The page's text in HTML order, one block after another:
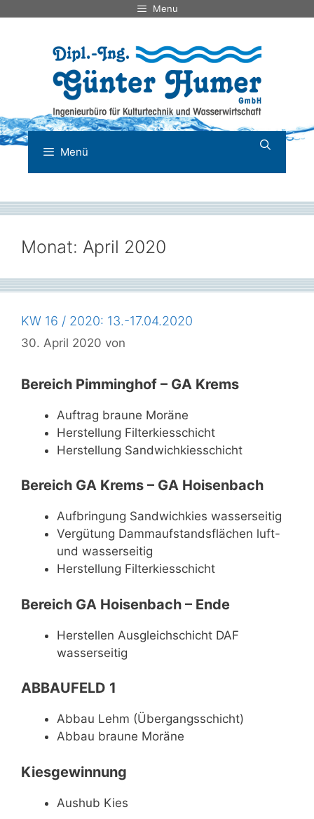
Menu
Menü
Monat: April 2020
KW 16 / 2020: 13.-17.04.2020
30. April 2020 von
Bereich Pimminghof – GA Krems
Auftrag braune Moräne
Herstellung Filterkiesschicht
Herstellung Sandwichkiesschicht
Bereich GA Krems – GA Hoisenbach
Aufbringung Sandwichkies wasserseitig
Vergütung Dammaufstandsflächen luft-
und wasserseitig
Herstellung Filterkiesschicht
Bereich GA Hoisenbach – Ende
Herstellen Ausgleichschicht DAF
wasserseitig
ABBAUFELD 1
Abbau Lehm (Übergangsschicht)
Abbau braune Moräne
Kiesgewinnung
Aushub Kies